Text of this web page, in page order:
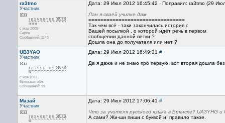
ra3tmo
Участник
с мар 2005
Саров
Сообщений: 1143
Дата: 29 Июл 2012 16:45:42 · Поправил: ra3tmo (29
Лан я сваей училке дам
================================
Так чем всё - таки закончилась история с
Вашей посылкой , о которой идёт речь в первом
сообщении данной ветки ?
Дошла она до получателя или нет ?
UB3YAO
Участник
с ноя 2011
Брянская обл.
Сообщений: 99
Дата: 29 Июл 2012 16:49:31 #
Да я даже и не знаю про первую, вот вторая дошла
Мазай
Участник
Дата: 29 Июл 2012 17:06:41 #
Что за учителя русского языка в Брянске?
А сами? Жи-ши пиши с буквой и, правило такое.